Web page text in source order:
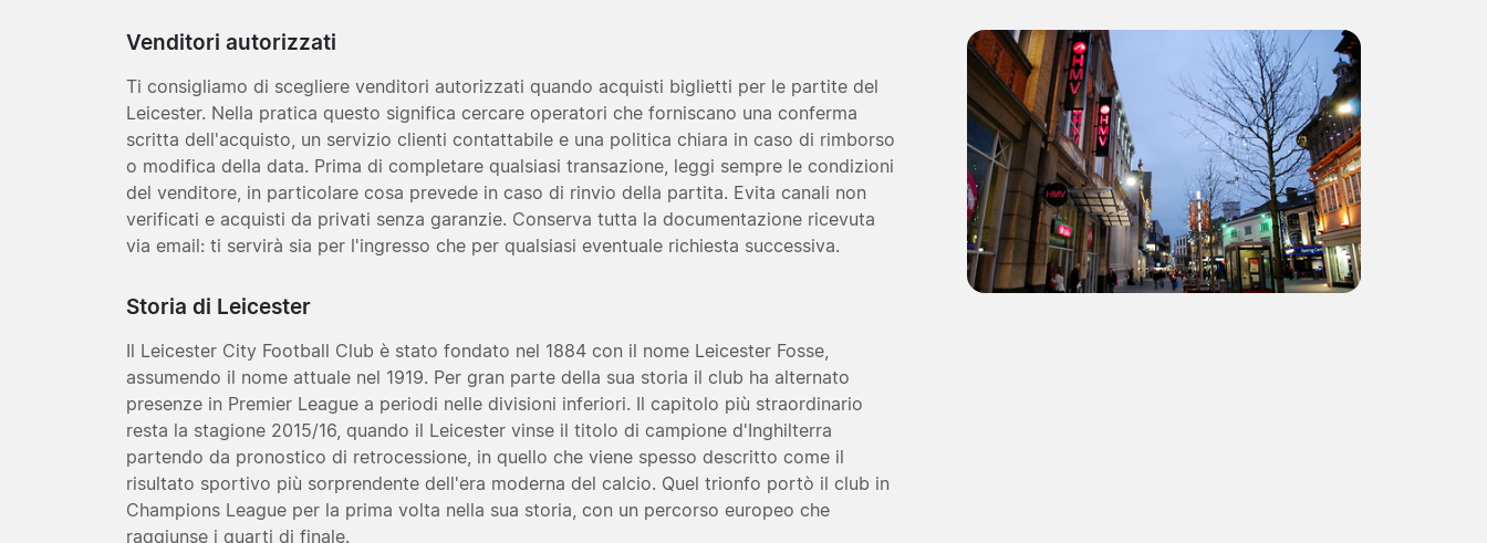
Venditori autorizzati
Ti consigliamo di scegliere venditori autorizzati quando acquisti biglietti per le partite del
Leicester. Nella pratica questo significa cercare operatori che forniscano una conferma
scritta dell'acquisto, un servizio clienti contattabile e una politica chiara in caso di rimborso
o modifica della data. Prima di completare qualsiasi transazione, leggi sempre le condizioni
del venditore, in particolare cosa prevede in caso di rinvio della partita. Evita canali non
verificati e acquisti da privati senza garanzie. Conserva tutta la documentazione ricevuta
via email: ti servirà sia per l'ingresso che per qualsiasi eventuale richiesta successiva.
Storia di Leicester
Il Leicester City Football Club è stato fondato nel 1884 con il nome Leicester Fosse,
assumendo il nome attuale nel 1919. Per gran parte della sua storia il club ha alternato
presenze in Premier League a periodi nelle divisioni inferiori. Il capitolo più straordinario
resta la stagione 2015/16, quando il Leicester vinse il titolo di campione d'Inghilterra
partendo da pronostico di retrocessione, in quello che viene spesso descritto come il
risultato sportivo più sorprendente dell'era moderna del calcio. Quel trionfo portò il club in
Champions League per la prima volta nella sua storia, con un percorso europeo che
raggiunse i quarti di finale.